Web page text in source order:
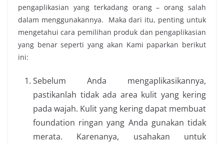
pengaplikasian yang terkadang orang – orang salah
dalam menggunakannya. Maka dari itu, penting untuk
mengetahui cara pemilihan produk dan pengaplikasian
yang benar seperti yang akan Kami paparkan berikut
ini:
Sebelum Anda mengaplikasikannya,
pastikanlah tidak ada area kulit yang kering
pada wajah. Kulit yang kering dapat membuat
foundation ringan yang Anda gunakan tidak
merata. Karenanya, usahakan untuk